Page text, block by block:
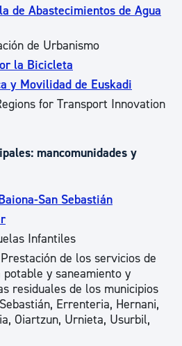
de Abastecimientos de Agua
de Urbanismo
la Bicicleta
y Movilidad de Euskadi
for Transport Innovation
mancomunidades y
San Sebastián
Infantiles
de los servicios de
y saneamiento y
residuales de los municipios
Errenteria, Hernani,
Oiartzun, Urnieta, Usurbil,